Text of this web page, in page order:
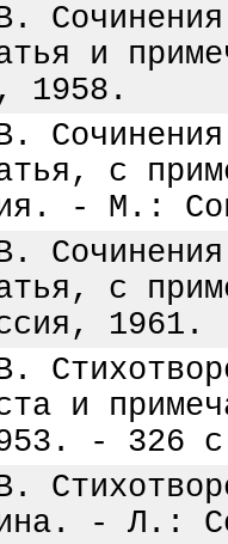
и
1958.
с
- М.:
с
1961.
и
- 326
- Л.: